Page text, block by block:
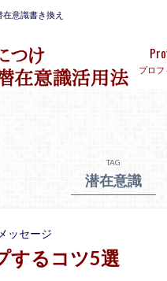
意識書き換え
プロフ
TAG
潜在意識
ッセージ
するコツ5選